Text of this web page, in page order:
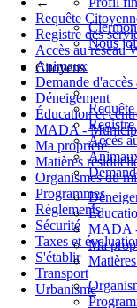
Requête
Registre des
Accès au réseau
Animaux
Demande
Déneigement
Éducation et
MADA -
Ma propriété
Matières
Organismes du
Programmes
Règlements
Sécurité
Taxes et
S'établir
Transport
Urbanisme
Nous
Citoyens
Registre
Accès
MADA
Ma